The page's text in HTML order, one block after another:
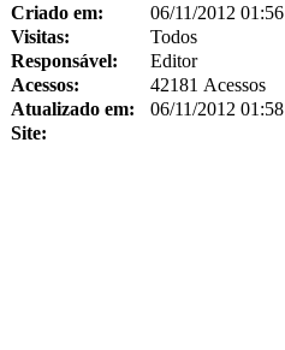
Criado em:
06/11/2012 01:56
Visitas:
Todos
Responsável:
Editor
Acessos:
42181 Acessos
Atualizado em:
06/11/2012 01:58
Site: